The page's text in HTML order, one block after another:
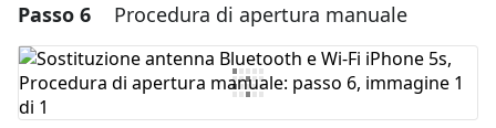
Aggiungi un commento
Aggiungi Commento
Passo 6 Procedura di apertura manuale